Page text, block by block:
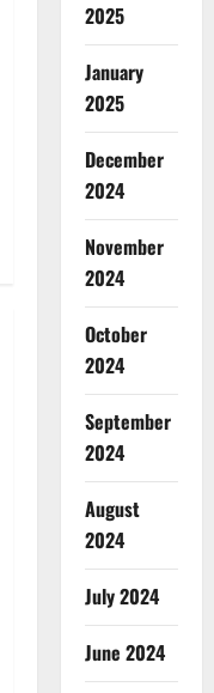
2025
January
2025
December
2024
November
2024
October
2024
September
2024
August
2024
July 2024
June 2024